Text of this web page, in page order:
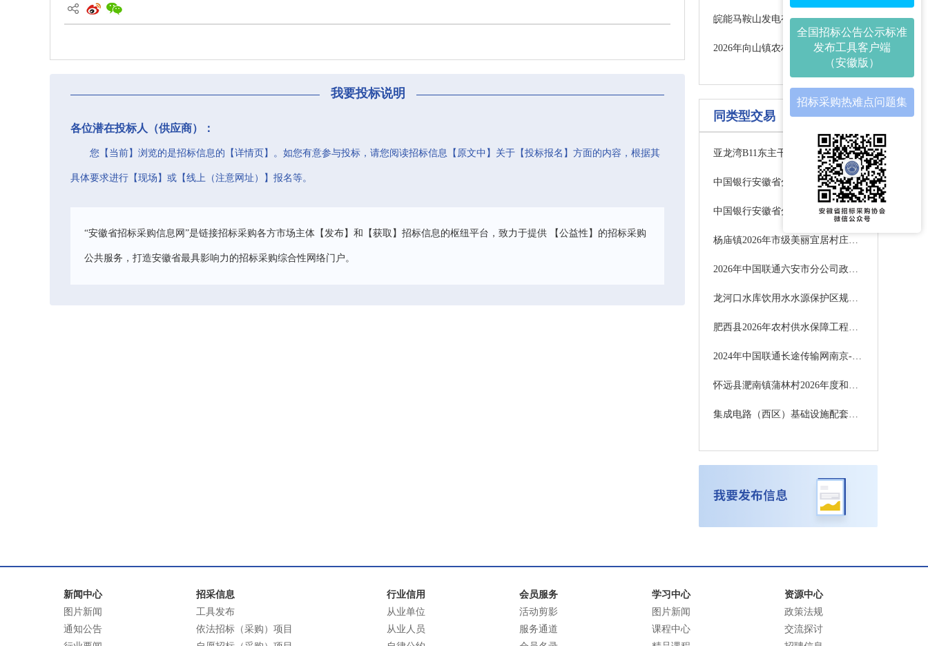
全国招标公告公示标准
发布工具客户端
（安徽版）
招标采购热难点问题集
我要投标说明
各位潜在投标人（供应商）：
您【当前】浏览的是招标信息的【详情页】。如您有意参与投标，请您阅读招标信息【原文中】关于【投标报名】方面的内容，根据其
具体要求进行【现场】或【线上（注意网址）】报名等。
“安徽省招标采购信息网”是链接招标采购各方市场主体【发布】和【获取】招标信息的枢纽平台，致力于提供 【公益性】的招标采购
公共服务，打造安徽省最具影响力的招标采购综合性网络门户。
皖能马鞍山发电有限公司1号炉A、B空预器烟气进口挡板门改造采购公告（二次）
2026年向山镇农村公路乡道、村道日常养护项目工程采购公告
同类型交易
亚龙湾B11东主干道至F7栋南主管网塌陷修复项目发包公告
中国银行安徽省分行便捷智能支付及交互系统采购项目暂停公告
中国银行安徽省分行营业网点空调选型入围项目变更公告
杨庙镇2026年市级美丽宜居村庄建设项目招标公告
2026年中国联通六安市分公司政务系统软件平台驻点运维项目（第二次）询比采购公告
龙河口水库饮用水水源保护区规范化建设项目招标公告
肥西县2026年农村供水保障工程施工中标候选人公示
2024年中国联通长途传输网南京-合肥光缆线路新建工程（高铁红线内）监理服务采购项目招标公告
怀远县淝南镇蒲林村2026年度和美乡村精品示范村建设项目招标公告BB2026HYGCZ044
集成电路（西区）基础设施配套生活区项目设计施工一体化招标公告
新闻中心
图片新闻
通知公告
招采信息
工具发布
依法招标（采购）项目
行业信用
从业单位
从业人员
会员服务
活动剪影
服务通道
学习中心
图片新闻
课程中心
资源中心
政策法规
交流探讨